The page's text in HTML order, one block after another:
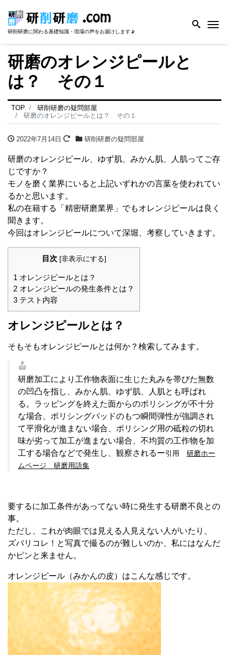
研削研磨に関わる基礎知識・現場の声をお届けします📡
研磨のオレンジピールと
は？ その１
TOP
研削研磨の疑問部屋
研磨のオレンジピールとは？ その１
2022年7月14日 研削研磨の疑問部屋
研磨のオレンジピール、ゆず肌、みかん肌、人肌ってご存
じですか？
モノを磨く業界にいると上記いずれかの言葉を使われてい
るかと思います。
私の在籍する「精密研磨業界」でもオレンジピールは良く
聞きます。
今回はオレンジピールについて深堀、考察していきます。
目次 [非表示にする]
1 オレンジピールとは？
2 オレンジピールの発生条件とは？
3 テスト内容
オレンジピールとは？
そもそもオレンジピールとは何か？検索してみます。
研磨加工により工作物表面に生じた丸みを帯びた無数
の凹凸を指し、みかん肌、ゆず肌、人肌とも呼ばれ
る。ラッピングを終えた面からのポリシングが不十分
な場合、ポリシングパッドのもつ瞬間弾性が強調され
て平滑化が進まない場合、ポリシング用の砥粒の切れ
味が劣って加工が進まない場合、不均質の工作物を加
工する場合などで発生し、観察されるー引用 研磨ホー
ムページ 研磨用語集
要するに加工条件があってない時に発生する研磨不良との
事。
ただし、これが肉眼では見える人見えない人がいたり、
ズバリコレ！と写真で撮るのが難しいのか、私にはなんだ
かピンと来ません。
オレンジピール（みかんの皮）はこんな感じです。